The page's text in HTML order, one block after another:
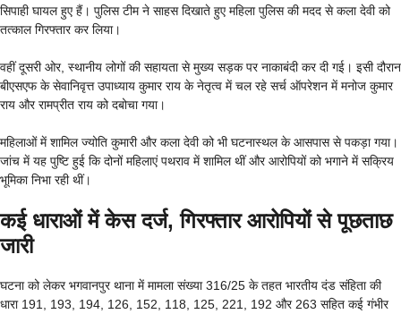
सिपाही घायल हुए हैं। पुलिस टीम ने साहस दिखाते हुए महिला पुलिस की मदद से कला देवी को
तत्काल गिरफ्तार कर लिया।
वहीं दूसरी ओर, स्थानीय लोगों की सहायता से मुख्य सड़क पर नाकाबंदी कर दी गई। इसी दौरान
बीएसएफ के सेवानिवृत्त उपाध्याय कुमार राय के नेतृत्व में चल रहे सर्च ऑपरेशन में मनोज कुमार
राय और रामप्रीत राय को दबोचा गया।
महिलाओं में शामिल ज्योति कुमारी और कला देवी को भी घटनास्थल के आसपास से पकड़ा गया।
जांच में यह पुष्टि हुई कि दोनों महिलाएं पथराव में शामिल थीं और आरोपियों को भगाने में सक्रिय
भूमिका निभा रही थीं।
कई धाराओं में केस दर्ज, गिरफ्तार आरोपियों से पूछताछ
जारी
घटना को लेकर भगवानपुर थाना में मामला संख्या 316/25 के तहत भारतीय दंड संहिता की
धारा 191, 193, 194, 126, 152, 118, 125, 221, 192 और 263 सहित कई गंभीर